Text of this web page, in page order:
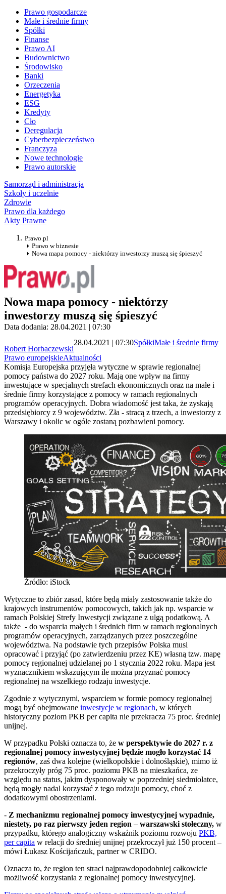
Prawo gospodarcze
Małe i średnie firmy
Spółki
Finanse
Prawo AI
Budownictwo
Środowisko
Banki
Orzeczenia
Energetyka
ESG
Kredyty
Cło
Deregulacja
Cyberbezpieczeństwo
Franczyza
Nowe technologie
Prawo autorskie
Samorząd i administracja
Szkoły i uczelnie
Zdrowie
Prawo dla każdego
Akty Prawne
Prawo.pl
Prawo w biznesie
Nowa mapa pomocy - niektórzy inwestorzy muszą się śpieszyć
Nowa mapa pomocy - niektórzy
inwestorzy muszą się śpieszyć
Data dodania: 28.04.2021 | 07:30
Robert Horbaczewski
28.04.2021 | 07:30SpółkiMałe i średnie firmy
Prawo europejskieAktualności
Komisja Europejska przyjęła wytyczne w sprawie regionalnej
pomocy państwa do 2027 roku. Mają one wpływ na firmy
inwestujące w specjalnych strefach ekonomicznych oraz na małe i
średnie firmy korzystające z pomocy w ramach regionalnych
programów operacyjnych. Dobra wiadomość jest taka, że zyskają
przedsiębiorcy z 9 województw. Zła - stracą z trzech, a inwestorzy z
Warszawy i okolic w ogóle zostaną pozbawieni pomocy.
Źródło: iStock
Wytyczne to zbiór zasad, które będą miały zastosowanie także do
krajowych instrumentów pomocowych, takich jak np. wsparcie w
ramach Polskiej Strefy Inwestycji związane z ulgą podatkową. A
także - do wsparcia małych i średnich firm w ramach regionalnych
programów operacyjnych, zarządzanych przez poszczególne
województwa. Na podstawie tych przepisów Polska musi
opracować i przyjąć (po zatwierdzeniu przez KE) własną tzw. mapę
pomocy regionalnej udzielanej po 1 stycznia 2022 roku. Mapa jest
wyznacznikiem wskazującym ile można przyznać pomocy
regionalnej na wszelkiego rodzaju inwestycje.
Zgodnie z wytycznymi, wsparciem w formie pomocy regionalnej
mogą być obejmowane inwestycje w regionach, w których
historyczny poziom PKB per capita nie przekracza 75 proc. średniej
unijnej.
W przypadku Polski oznacza to, że w perspektywie do 2027 r. z
regionalnej pomocy inwestycyjnej będzie mogło korzystać 14
regionów, zaś dwa kolejne (wielkopolskie i dolnośląskie), mimo iż
przekroczyły próg 75 proc. poziomu PKB na mieszkańca, ze
względu na status, jakim dysponowały w poprzedniej siedmiolatce,
będą mogły nadal korzystać z tego rodzaju pomocy, choć z
dodatkowymi obostrzeniami.
- Z mechanizmu regionalnej pomocy inwestycyjnej wypadnie,
niestety, po raz pierwszy jeden region – warszawski stołeczny, w
przypadku, którego analogiczny wskaźnik poziomu rozwoju PKB,
per capita w relacji do średniej unijnej przekroczył już 150 procent –
mówi Łukasz Kościjańczuk, partner w CRIDO.
Oznacza to, że region ten straci najprawdopodobniej całkowicie
możliwość korzystania z regionalnej pomocy inwestycyjnej.